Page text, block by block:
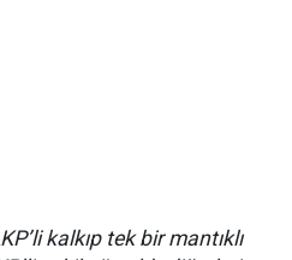
kalkıp tek bir mantıklı